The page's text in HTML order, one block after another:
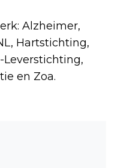
Alzheimer,
Hartstichting,
Leverstichting,
en Zoa.